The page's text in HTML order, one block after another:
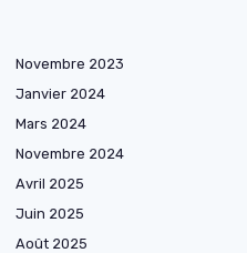
Novembre 2023
Janvier 2024
Mars 2024
Novembre 2024
Avril 2025
Juin 2025
Août 2025